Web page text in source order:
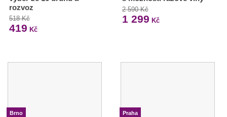
rozvoz
518 Kč
419 Kč
2 590 Kč
1 299 Kč
Brno Praha